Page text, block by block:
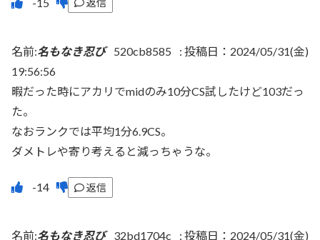
返信
名前:名もなき忍び 520cb8585 : 投稿日：2024/05/31(金)
19:56:56
暇だった時にアカリでmidのみ10分CS試したけど103だっ
た。
なおランクでは平均1分6.9CS。
ダメトレや寄り考えると減っちゃうな。
返信
名前:名もなき忍び 32bd1704c : 投稿日：2024/05/31(金)